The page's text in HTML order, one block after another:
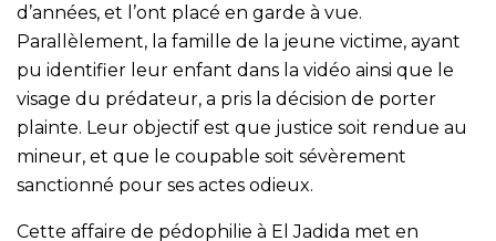
d’années, et l’ont placé en garde à vue.
Parallèlement, la famille de la jeune victime, ayant
pu identifier leur enfant dans la vidéo ainsi que le
visage du prédateur, a pris la décision de porter
plainte. Leur objectif est que justice soit rendue au
mineur, et que le coupable soit sévèrement
sanctionné pour ses actes odieux.
Cette affaire de pédophilie à El Jadida met en